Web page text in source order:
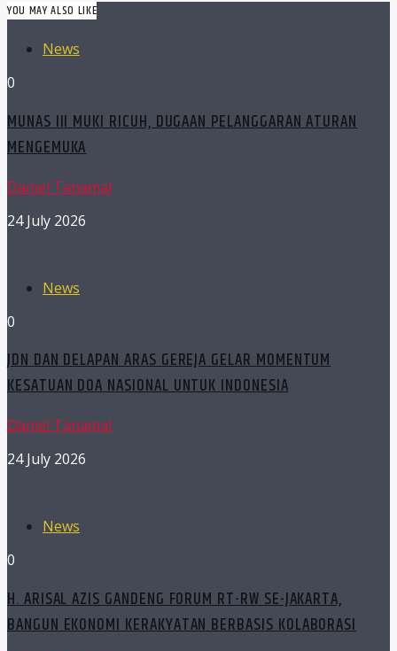
YOU MAY ALSO LIKE
News
0
MUNAS III MUKI RICUH, DUGAAN PELANGGARAN ATURAN
MENGEMUKA
Daniel Tanamal
24 July 2026
News
0
JDN DAN DELAPAN ARAS GEREJA GELAR MOMENTUM
KESATUAN DOA NASIONAL UNTUK INDONESIA
Daniel Tanamal
24 July 2026
News
0
H. ARISAL AZIS GANDENG FORUM RT-RW SE-JAKARTA,
BANGUN EKONOMI KERAKYATAN BERBASIS KOLABORASI